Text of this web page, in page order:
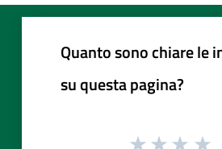
Quanto sono chiare le
su questa pagina?